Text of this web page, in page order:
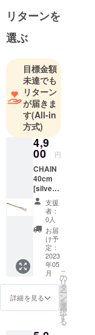
リターンを
選ぶ
目標金額
未達でも
リターン
が届きま
す(All-in
方式)
4,9
00 円
CHAIN
40cm
[silver
or gold]
色をお
選びい
ただけ
ます。
｜ ポー
ランド
から日
本まで
の輸送
費、日
本国内
支援
者：
0人
お届
け予
定：
2023
年05
月
詳細を見る
こ
の
リ
タ
ー
ン
を
選
択
す
る